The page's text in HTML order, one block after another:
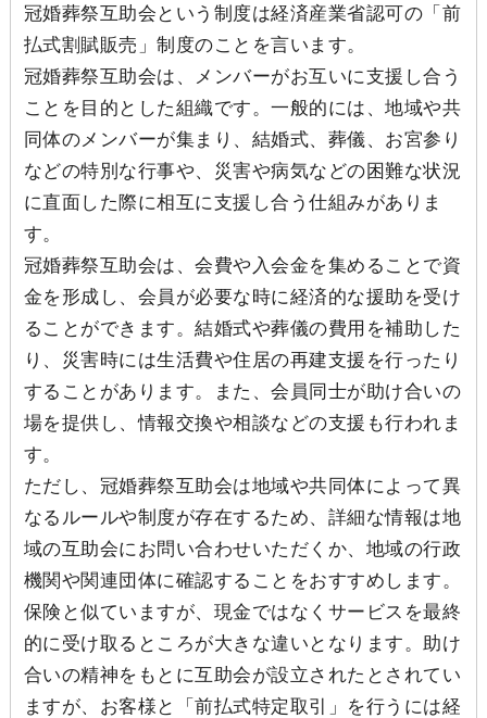
冠婚葬祭互助会という制度は経済産業省認可の「前
払式割賦販売」制度のことを言います。
冠婚葬祭互助会は、メンバーがお互いに支援し合う
ことを目的とした組織です。一般的には、地域や共
同体のメンバーが集まり、結婚式、葬儀、お宮参り
などの特別な行事や、災害や病気などの困難な状況
に直面した際に相互に支援し合う仕組みがありま
す。
冠婚葬祭互助会は、会費や入会金を集めることで資
金を形成し、会員が必要な時に経済的な援助を受け
ることができます。結婚式や葬儀の費用を補助した
り、災害時には生活費や住居の再建支援を行ったり
することがあります。また、会員同士が助け合いの
場を提供し、情報交換や相談などの支援も行われま
す。
ただし、冠婚葬祭互助会は地域や共同体によって異
なるルールや制度が存在するため、詳細な情報は地
域の互助会にお問い合わせいただくか、地域の行政
機関や関連団体に確認することをおすすめします。
保険と似ていますが、現金ではなくサービスを最終
的に受け取るところが大きな違いとなります。助け
合いの精神をもとに互助会が設立されたとされてい
ますが、お客様と「前払式特定取引」を行うには経